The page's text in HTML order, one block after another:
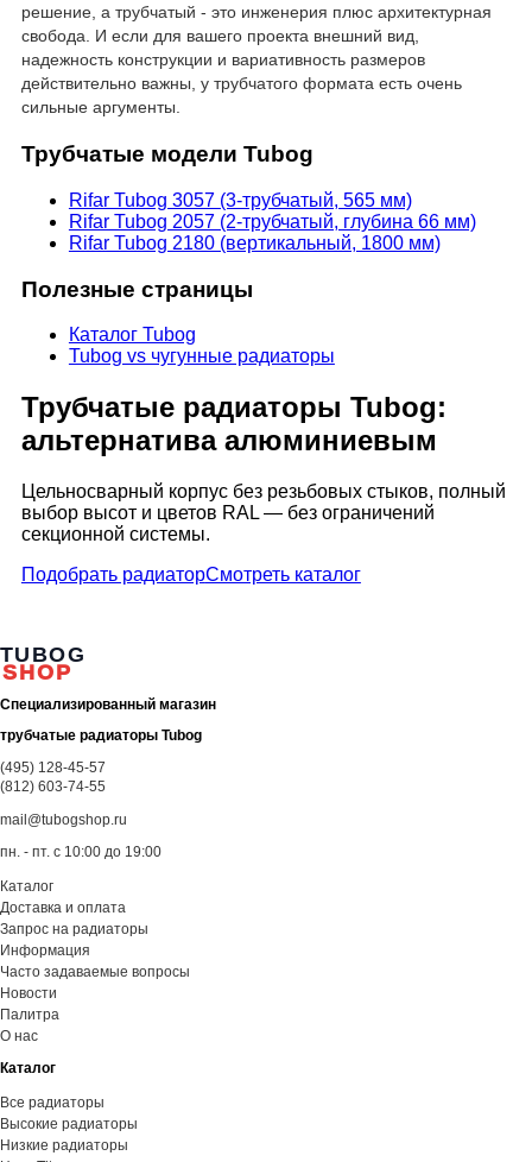
решение, а трубчатый - это инженерия плюс архитектурная
свобода. И если для вашего проекта внешний вид,
надежность конструкции и вариативность размеров
действительно важны, у трубчатого формата есть очень
сильные аргументы.
Трубчатые модели Tubog
Rifar Tubog 3057 (3-трубчатый, 565 мм)
Rifar Tubog 2057 (2-трубчатый, глубина 66 мм)
Rifar Tubog 2180 (вертикальный, 1800 мм)
Полезные страницы
Каталог Tubog
Tubog vs чугунные радиаторы
Трубчатые радиаторы Tubog:
альтернатива алюминиевым
Цельносварный корпус без резьбовых стыков, полный
выбор высот и цветов RAL — без ограничений
секционной системы.
Подобрать радиаторСмотреть каталог
TUBOG
SHOP
Специализированный магазин
трубчатые радиаторы Tubog
(495) 128-45-57
(812) 603-74-55
mail@tubogshop.ru
пн. - пт. с 10:00 до 19:00
Каталог
Доставка и оплата
Запрос на радиаторы
Информация
Часто задаваемые вопросы
Новости
Палитра
О нас
Каталог
Все радиаторы
Высокие радиаторы
Низкие радиаторы